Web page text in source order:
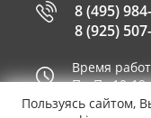
8 (495)
8 (925)
Время
Пн-Пт 10-
Пользуясь сайтом,